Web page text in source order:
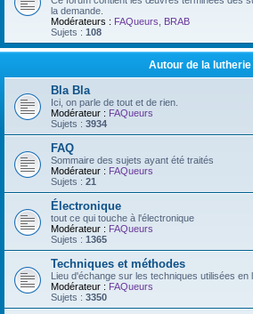
la demande.
Modérateurs : FAQueurs
BRAB
Sujets : 108
Autour de la lutherie
Bla Bla
Ici, on parle de tout et de rien.
Modérateur : FAQueurs
Sujets : 3934
FAQ
Sommaire des sujets ayant été traités
Modérateur : FAQueurs
Sujets : 21
Électronique
tout ce qui touche à l'électronique
Modérateur : FAQueurs
Sujets : 1365
Techniques et méthodes
Lieu d'échange sur les techniques utilisées en
Modérateur : FAQueurs
Sujets : 3350